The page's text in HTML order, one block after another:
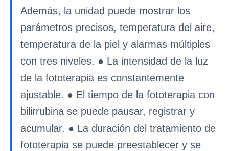
Además, la unidad puede mostrar los
parámetros precisos, temperatura del aire,
temperatura de la piel y alarmas múltiples
con tres niveles. ● La intensidad de la luz
de la fototerapia es constantemente
ajustable. ● El tiempo de la fototerapia con
bilirrubina se puede pausar, registrar y
acumular. ● La duración del tratamiento de
fototerapia se puede preestablecer y se